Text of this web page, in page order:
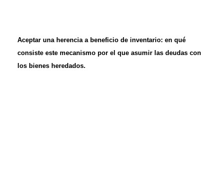
Aceptar una herencia a beneficio de inventario: en qué
consiste este mecanismo por el que asumir las deudas con
los bienes heredados.